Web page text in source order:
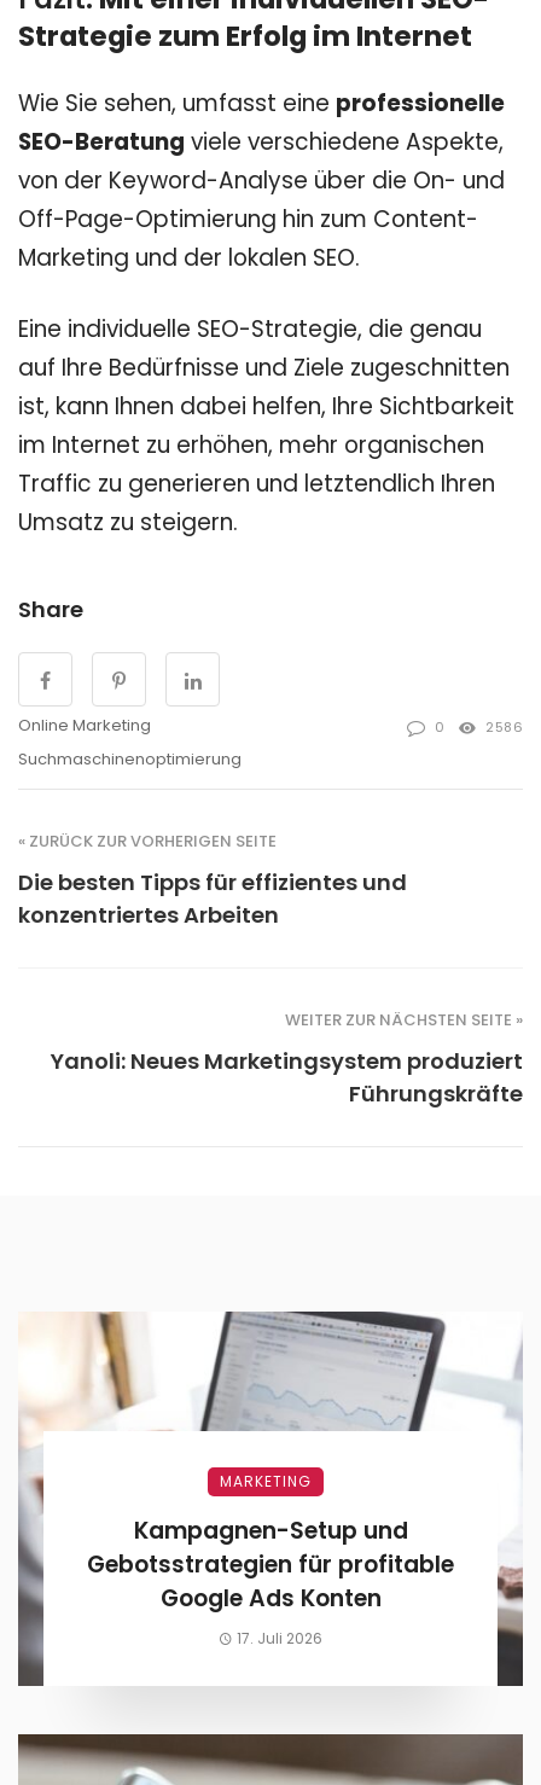
Strategie zum Erfolg im Internet
Wie Sie sehen, umfasst eine professionelle
SEO-Beratung viele verschiedene Aspekte,
von der Keyword-Analyse über die On- und
Off-Page-Optimierung hin zum Content-
Marketing und der lokalen SEO.
Eine individuelle SEO-Strategie, die genau
auf Ihre Bedürfnisse und Ziele zugeschnitten
ist, kann Ihnen dabei helfen, Ihre Sichtbarkeit
im Internet zu erhöhen, mehr organischen
Traffic zu generieren und letztendlich Ihren
Umsatz zu steigern.
Share
Online Marketing
Suchmaschinenoptimierung
0 2586
« ZURÜCK ZUR VORHERIGEN SEITE
Die besten Tipps für effizientes und
konzentriertes Arbeiten
WEITER ZUR NÄCHSTEN SEITE »
Yanoli: Neues Marketingsystem produziert
Führungskräfte
MARKETING
Kampagnen-Setup und
Gebotsstrategien für profitable
Google Ads Konten
17. Juli 2026